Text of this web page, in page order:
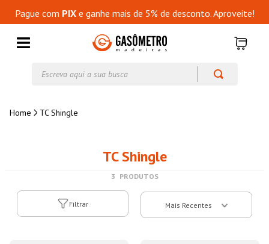
Pague com PIXe ganhe mais de 5% de desconto. Aproveite!
TC Shingle
TC Shingle
3 PRODUTOS
Filtrar Mais Recentes